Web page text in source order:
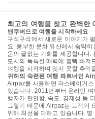
최고의 여행을 찾고 완벽한
밴쿠버으로 여행을 시작하세요
구석구석에서 새로운 이야기가
요. 풍부한 문화 유산에서 숨막
움의 끝없는 기회를 제공합니다.
도시의 독특한 매력에 흠뻑 빠져
여행을 시작하며 잊지 못할 추억
귀하의 숙련된 여행 파트너인
Airpaz를 사용하면 라스베이거
있습니다. 2011년부터 온라인
행자가 편안함, 속도, 경제성 등
그렇기 때문에 Airpaz는 고객의
위해 최선을 다하고 있습니다.